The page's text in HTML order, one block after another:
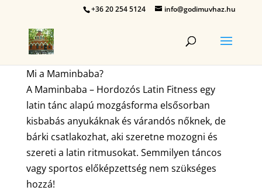
+36 20 254 5124 info@godimuvhaz.hu
Mi a Maminbaba?
A Maminbaba – Hordozós Latin Fitness egy
latin tánc alapú mozgásforma elsősorban
kisbabás anyukáknak és várandós nőknek, de
bárki csatlakozhat, aki szeretne mozogni és
szereti a latin ritmusokat. Semmilyen táncos
vagy sportos előképzettség nem szükséges
hozzá!